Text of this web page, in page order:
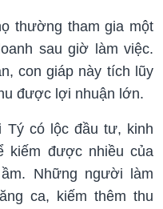
thường tham gia một
sau giờ làm việc.
con giáp này tích lũy
được lợi nhuận lớn.
Tý có lộc đầu tư, kinh
kiếm được nhiều của
Những người làm
ca, kiếm thêm thu